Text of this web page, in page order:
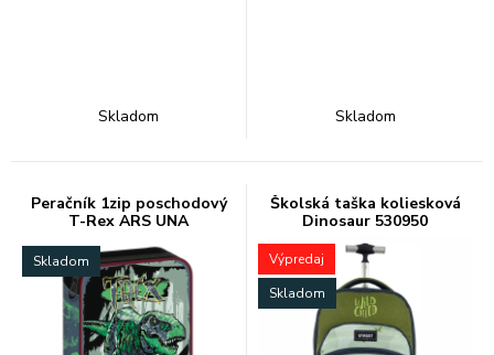
Skladom Skladom
Peračník 1zip poschodový
T-Rex ARS UNA
Skladom
Školská taška koliesková
Dinosaur 530950
Výpredaj
Skladom